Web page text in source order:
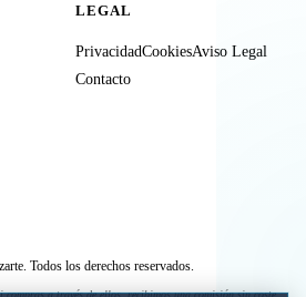
LEGAL
PrivacidadCookiesAviso Legal
Contacto
Todos los derechos reservados.
a través de ellos, recibimos una comisión sin coste